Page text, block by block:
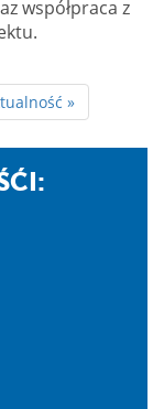
współpraca z
»